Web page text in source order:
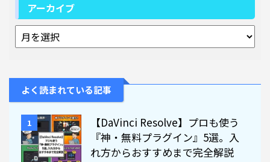
アーカイブ
よく読まれている記事
1
【DaVinci Resolve】プロも使う
『神・無料プラグイン』5選。入
れ方からおすすめまで完全解説